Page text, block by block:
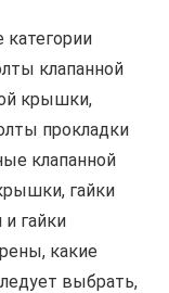
категории
клапанной
крышки,
прокладки
клапанной
гайки
гайки
какие
выбрать,